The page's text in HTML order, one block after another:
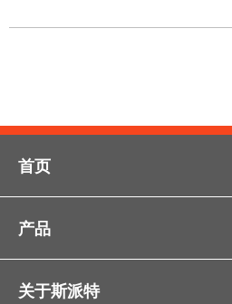
首页
产品
关于斯派特